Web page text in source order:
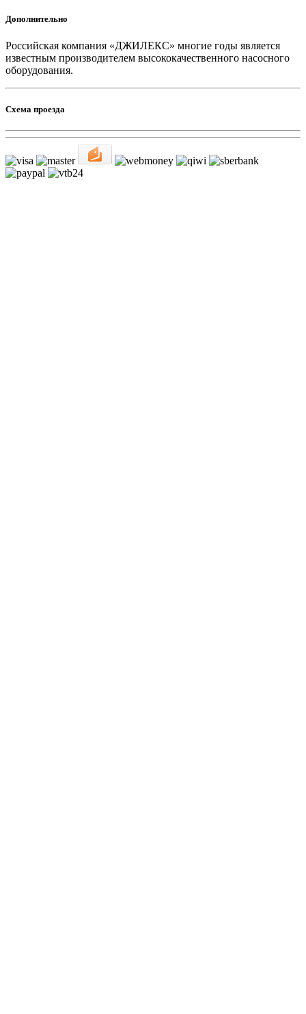
Дополнительно
Российская компания «ДЖИЛЕКС» многие годы является
известным производителем высококачественного насосного
оборудования.
Схема проезда